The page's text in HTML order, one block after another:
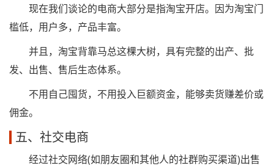
现在我们谈论的电商大部分是指淘宝开店。因为淘宝门
槛低，用户多，产品丰富。
并且，淘宝背靠马总这棵大树，具有完整的出产、批
发、出售、售后生态体系。
不用自己囤货，不用投入巨额资金，能够卖货赚差价或
佣金。
五、社交电商
经过社交网络(如朋友圈和其他人的社群购买渠道)出售